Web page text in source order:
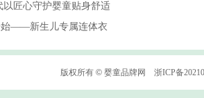
匠心守护婴童贴身舒适
始——新生儿专属连体衣
版权所有 ©婴童品牌网浙ICP备